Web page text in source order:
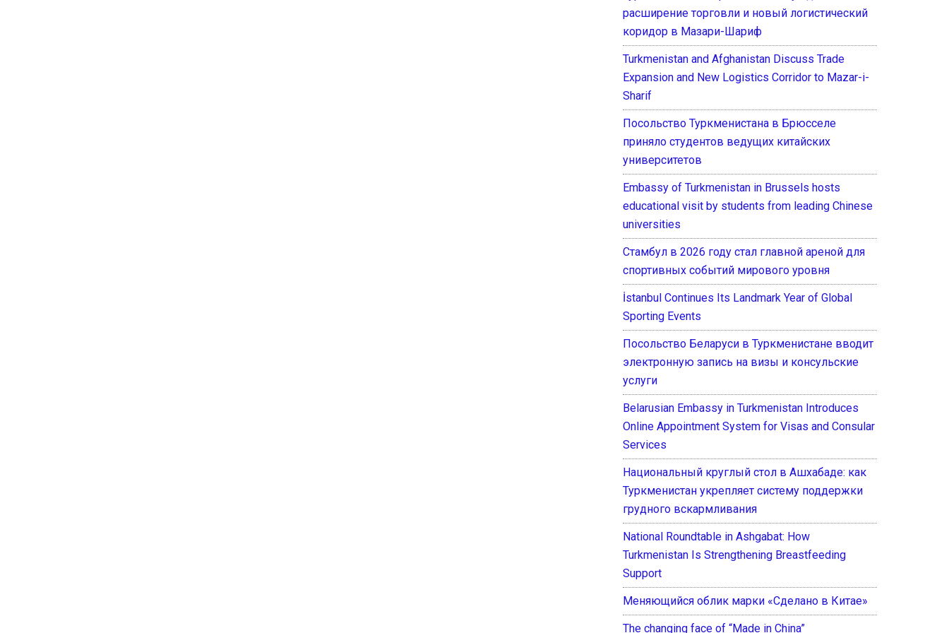
расширение торговли и новый логистический
коридор в Мазари-Шариф
Turkmenistan and Afghanistan Discuss Trade
Expansion and New Logistics Corridor to Mazar-i-
Sharif
Посольство Туркменистана в Брюсселе
приняло студентов ведущих китайских
университетов
Embassy of Turkmenistan in Brussels hosts
educational visit by students from leading Chinese
universities
Стамбул в 2026 году стал главной ареной для
спортивных событий мирового уровня
İstanbul Continues Its Landmark Year of Global
Sporting Events
Посольство Беларуси в Туркменистане вводит
электронную запись на визы и консульские
услуги
Belarusian Embassy in Turkmenistan Introduces
Online Appointment System for Visas and Consular
Services
Национальный круглый стол в Ашхабаде: как
Туркменистан укрепляет систему поддержки
грудного вскармливания
National Roundtable in Ashgabat: How
Turkmenistan Is Strengthening Breastfeeding
Support
Меняющийся облик марки «Сделано в Китае»
The changing face of “Made in China”